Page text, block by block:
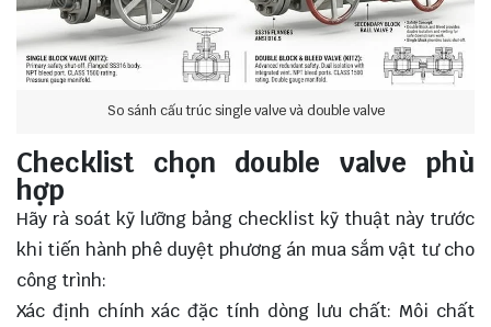
So sánh cấu trúc single valve và double valve
Checklist chọn double valve phù
hợp
Hãy rà soát kỹ lưỡng bảng checklist kỹ thuật này trước
khi tiến hành phê duyệt phương án mua sắm vật tư cho
công trình:
Xác định chính xác đặc tính dòng lưu chất: Môi chất